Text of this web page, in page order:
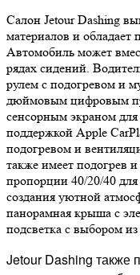
Салон Jetour Dashing
материалов и
Автомобиль может
рядах сидений.
рулем с подогревом и
дюймовым цифровым
сенсорным экраном
поддержкой Apple
подогревом и
также имеет подогрев
пропорции 40/20/40
создания уютной
панорамная крыша с
подсветка с выбором
Jetour Dashing также